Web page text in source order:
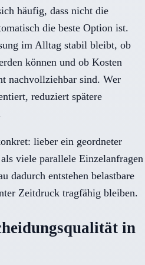
häufig, dass nicht die
die beste Option ist.
im Alltag stabil bleibt, ob
können und ob Kosten
nachvollziehbar sind. Wer
reduziert spätere
lieber ein geordneter
viele parallele Einzelanfragen
dadurch entstehen belastbare
Zeitdruck tragfähig bleiben.
in